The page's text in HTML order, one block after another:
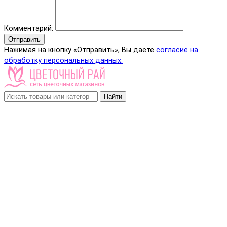
Комментарий:
Отправить
Нажимая на кнопку «Отправить», Вы даете согласие на
обработку персональных данных.
Найти